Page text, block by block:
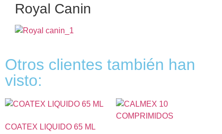
Royal Canin
Otros clientes también han
visto:
COATEX LIQUIDO 65 ML